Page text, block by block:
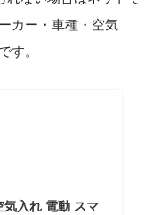
カー・車種・空気
す。
入れ 電動 スマ